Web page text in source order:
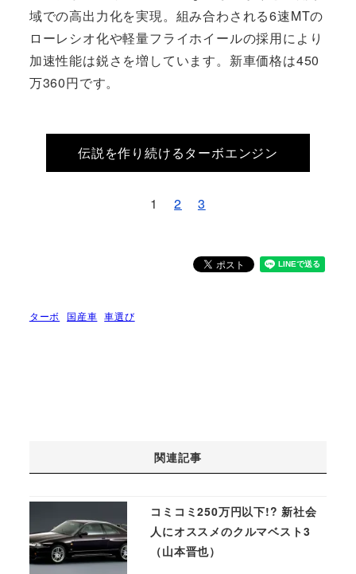
域での高出力化を実現。組み合わされる6速MTの
ローレシオ化や軽量フライホイールの採用により
加速性能は鋭さを増しています。新車価格は450
万360円です。
伝説を作り続けるターボエンジン
1 2 3
ターボ 国産車 車選び
関連記事
コミコミ250万円以下!? 新社会
人にオススメのクルマベスト3
（山本晋也）